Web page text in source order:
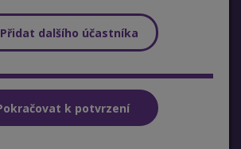
Přidat dalšího účastníka